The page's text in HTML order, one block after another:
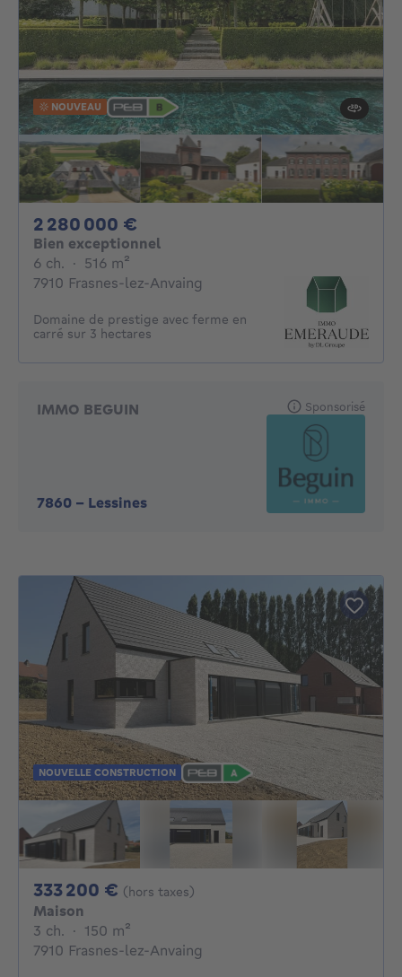
NOUVEAU
2 280 000 €
Bien exceptionnel
6 ch. 6 chambres
· 516 m²
7910 Frasnes-lez-Anvaing
Domaine de prestige avec ferme en
carré sur 3 hectares
IMMO BEGUIN
7860 - Lessines
Sponsorisé
NOUVELLE CONSTRUCTION
333 200 € 333200€
(hors taxes)
Maison
3 ch. 3 chambres
· 150 m²
7910 Frasnes-lez-Anvaing